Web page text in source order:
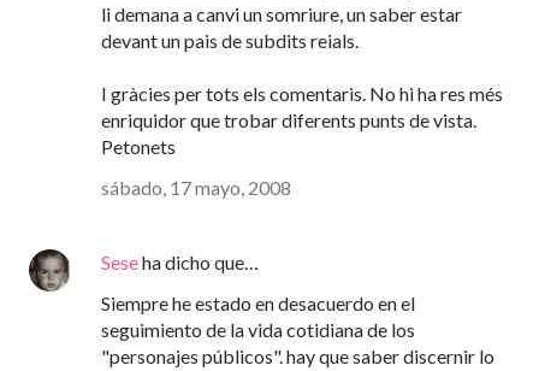
li demana a canvi un somriure, un saber estar
devant un pais de subdits reials.
I gràcies per tots els comentaris. No hi ha res més
enriquidor que trobar diferents punts de vista.
Petonets
sábado, 17 mayo, 2008
Seseha dicho que…
Siempre he estado en desacuerdo en el
seguimiento de la vida cotidiana de los
"personajes públicos". hay que saber discernir lo